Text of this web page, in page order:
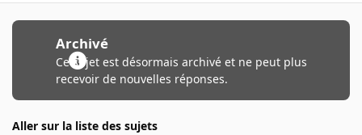
Archivé
Ce sujet est désormais archivé et ne peut plus
recevoir de nouvelles réponses.
Aller sur la liste des sujets